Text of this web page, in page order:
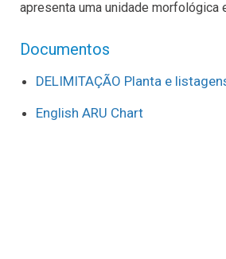
apresenta uma unidade morfológica
Documentos
DELIMITAÇÃO Planta e
English ARU Chart